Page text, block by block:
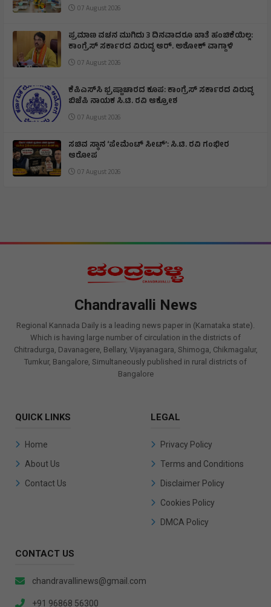
07 August 2026
ಪ್ರಮಾಣ ವಚನ ಮುಗಿದು 3 ದಿನವಾದರೂ ಖಾತೆ ಹಂಚಿಕೆಯಿಲ್ಲ:
ಕಾಂಗ್ರೆಸ್ ಸರ್ಕಾರದ ವಿರುದ್ಧ ಆರ್‌. ಅಶೋಕ್ ವಾಗ್ದಾಳಿ
07 August 2026
ಕೆಪಿಎಸ್‌ಸಿ ಭ್ರಷ್ಟಾಚಾರದ ಕೂಪ: ಕಾಂಗ್ರೆಸ್ ಸರ್ಕಾರದ ವಿರುದ್ಧ
ಬಿಜೆಪಿ ನಾಯಕ ಸಿ.ಟಿ. ರವಿ ಆಕ್ರೋಶ
07 August 2026
ಸಚಿವ ಸ್ಥಾನ ‘ಪೇಮೆಂಟ್ ಸೀಟ್’: ಸಿ.ಟಿ. ರವಿ ಗಂಭೀರ
ಆರೋಪ
07 August 2026
Chandravalli News
Regional Kannada Daily is a leading news paper in (Karnataka state).
Which is having large number of circulation in the districts of
Chitradurga, Davanagere, Bellary, Vijayanagara, Shimoga, Chikmagalur,
Tumkur, Bangalore, Simultaneously published in rural districts of
Bangalore
QUICK LINKS
Home
About Us
Contact Us
LEGAL
Privacy Policy
Terms and Conditions
Disclaimer Policy
Cookies Policy
DMCA Policy
CONTACT US
chandravallinews@gmail.com
+91 96868 56300